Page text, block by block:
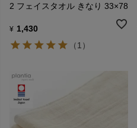
2 フェイスタオル きなり 33×78
¥ 1,430
（1）